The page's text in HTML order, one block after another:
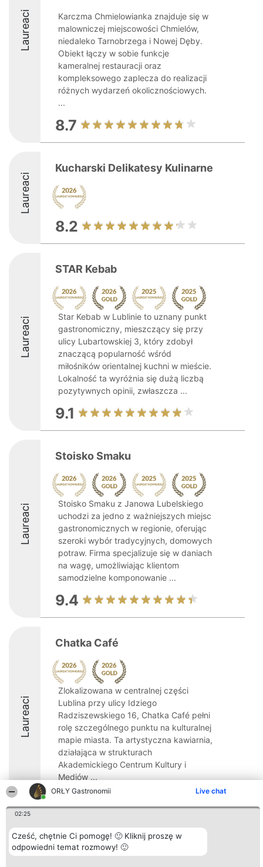
ORŁY Gastronomii Live chat
02:25
Cześć, chętnie Ci pomogę! 🙂 Kliknij proszę w
odpowiedni temat rozmowy! 🙂
Laureaci
Karczma Chmielowianka znajduje się w
malowniczej miejscowości Chmielów,
niedaleko Tarnobrzega i Nowej Dęby.
Obiekt łączy w sobie funkcje
kameralnej restauracji oraz
kompleksowego zaplecza do realizacji
różnych wydarzeń okolicznościowych.
...
8.7
Laureaci
Kucharski Delikatesy Kulinarne
8.2
Laureaci
STAR Kebab
Star Kebab w Lublinie to uznany punkt
gastronomiczny, mieszczący się przy
ulicy Lubartowskiej 3, który zdobył
znaczącą popularność wśród
miłośników orientalnej kuchni w mieście.
Lokalność ta wyróżnia się dużą liczbą
pozytywnych opinii, zwłaszcza ...
9.1
Laureaci
Stoisko Smaku
Stoisko Smaku z Janowa Lubelskiego
uchodzi za jedno z ważniejszych miejsc
gastronomicznych w regionie, oferując
szeroki wybór tradycyjnych, domowych
potraw. Firma specjalizuje się w daniach
na wagę, umożliwiając klientom
samodzielne komponowanie ...
9.4
Laureaci
Chatka Café
Zlokalizowana w centralnej części
Lublina przy ulicy Idziego
Radziszewskiego 16, Chatka Café pełni
rolę szczególnego punktu na kulturalnej
mapie miasta. Ta artystyczna kawiarnia,
działająca w strukturach
Akademickiego Centrum Kultury i
Mediów ...
9.8
Organizator plebiscytu
Bright Side Solutions sp. z o.
o. sp. k.
Plebiscyt
Laureaci
Lista
Kontakt